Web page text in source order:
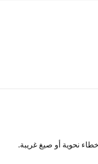
نحوية أو صيغ غريبة.